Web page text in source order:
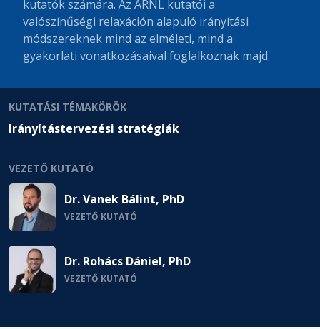
kutatók számára. Az ARNL kutatói a
valószínűségi relaxáción alapuló irányítási
módszereknek mind az elméleti, mind a
gyakorlati vonatkozásaival foglalkoznak majd.
KUTATÁSI TÉMAKÖRÖK
Irányítástervezési stratégiák
VEZETŐ KUTATÓ
Dr. Vanek Bálint, PhD
VEZETŐ KUTATÓ
Dr. Rohács Dániel, PhD
VEZETŐ KUTATÓ